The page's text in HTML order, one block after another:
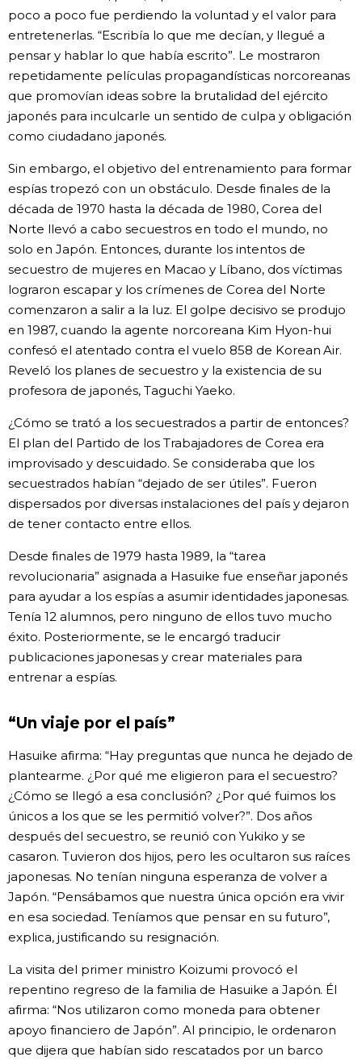
poco a poco fue perdiendo la voluntad y el valor para
entretenerlas. “Escribía lo que me decían, y llegué a
pensar y hablar lo que había escrito”. Le mostraron
repetidamente películas propagandísticas norcoreanas
que promovían ideas sobre la brutalidad del ejército
japonés para inculcarle un sentido de culpa y obligación
como ciudadano japonés.
Sin embargo, el objetivo del entrenamiento para formar
espías tropezó con un obstáculo. Desde finales de la
década de 1970 hasta la década de 1980, Corea del
Norte llevó a cabo secuestros en todo el mundo, no
solo en Japón. Entonces, durante los intentos de
secuestro de mujeres en Macao y Líbano, dos víctimas
lograron escapar y los crímenes de Corea del Norte
comenzaron a salir a la luz. El golpe decisivo se produjo
en 1987, cuando la agente norcoreana Kim Hyon-hui
confesó el atentado contra el vuelo 858 de Korean Air.
Reveló los planes de secuestro y la existencia de su
profesora de japonés, Taguchi Yaeko.
¿Cómo se trató a los secuestrados a partir de entonces?
El plan del Partido de los Trabajadores de Corea era
improvisado y descuidado. Se consideraba que los
secuestrados habían “dejado de ser útiles”. Fueron
dispersados por diversas instalaciones del país y dejaron
de tener contacto entre ellos.
Desde finales de 1979 hasta 1989, la “tarea
revolucionaria” asignada a Hasuike fue enseñar japonés
para ayudar a los espías a asumir identidades japonesas.
Tenía 12 alumnos, pero ninguno de ellos tuvo mucho
éxito. Posteriormente, se le encargó traducir
publicaciones japonesas y crear materiales para
entrenar a espías.
“Un viaje por el país”
Hasuike afirma: “Hay preguntas que nunca he dejado de
plantearme. ¿Por qué me eligieron para el secuestro?
¿Cómo se llegó a esa conclusión? ¿Por qué fuimos los
únicos a los que se les permitió volver?”. Dos años
después del secuestro, se reunió con Yukiko y se
casaron. Tuvieron dos hijos, pero les ocultaron sus raíces
japonesas. No tenían ninguna esperanza de volver a
Japón. “Pensábamos que nuestra única opción era vivir
en esa sociedad. Teníamos que pensar en su futuro”,
explica, justificando su resignación.
La visita del primer ministro Koizumi provocó el
repentino regreso de la familia de Hasuike a Japón. Él
afirma: “Nos utilizaron como moneda para obtener
apoyo financiero de Japón”. Al principio, le ordenaron
que dijera que habían sido rescatados por un barco